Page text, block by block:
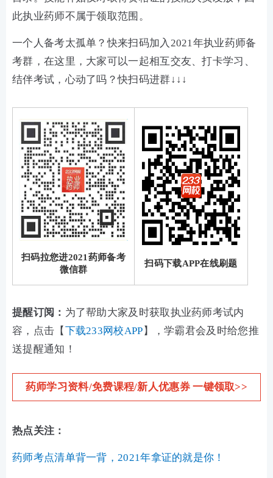
此执业药师不属于领取范围。
一个人备考太孤单？快来扫码加入2021年执业药师备
考群，在这里，大家可以一起相互交友、打卡学习、
结伴考试，心动了吗？快扫码进群↓↓↓
扫码拉您进2021药师备考
微信群
扫码下载APP在线刷题
提醒订阅： 为了帮助大家及时获取执业药师考试内
容，点击【 下载233网校APP 】，学霸君会及时给您推
送提醒通知！
药师学习资料/免费课程/新人优惠券 一键领取>>
热点关注：
药师考点清单背一背，2021年拿证的就是你！